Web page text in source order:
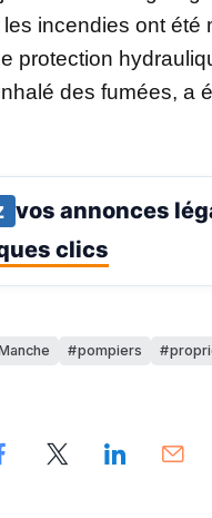
incendies ont été
protection
des fumées, a
vos annonces
clics
pompiers